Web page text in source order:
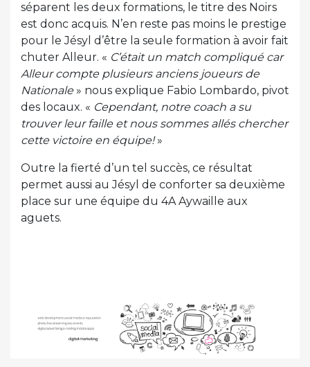
séparent les deux formations, le titre des Noirs
est donc acquis. N’en reste pas moins le prestige
pour le Jésyl d’être la seule formation à avoir fait
chuter Alleur. « C’était un match compliqué car
Alleur compte plusieurs anciens joueurs de
Nationale» nous explique Fabio Lombardo, pivot
des locaux. « Cependant, notre coach a su
trouver leur faille et nous sommes allés chercher
cette victoire en équipe!»
Outre la fierté d’un tel succès, ce résultat
permet aussi au Jésyl de conforter sa deuxième
place sur une équipe du 4A Aywaille aux
aguets.